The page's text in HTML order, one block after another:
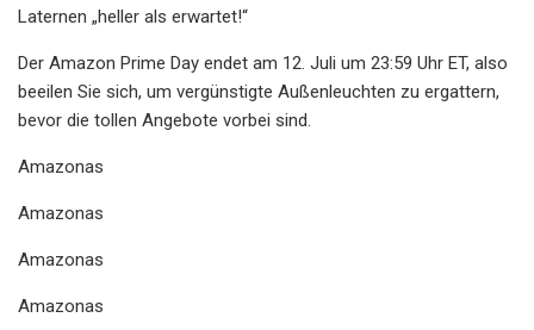
Laternen „heller als erwartet!“
Der Amazon Prime Day endet am 12. Juli um 23:59 Uhr ET, also
beeilen Sie sich, um vergünstigte Außenleuchten zu ergattern,
bevor die tollen Angebote vorbei sind.
Amazonas
Amazonas
Amazonas
Amazonas